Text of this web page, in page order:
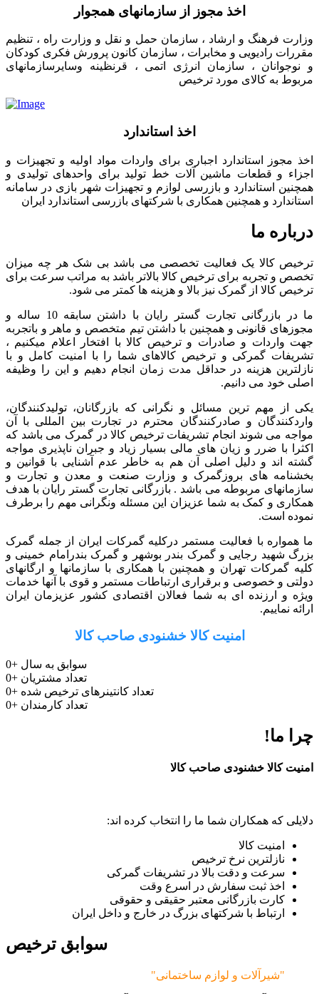
اخذ مجوز از سازمانهای همجوار
وزارت فرهنگ و ارشاد ، سازمان حمل و نقل و وزارت راه ، تنظیم
مقررات رادیویی و مخابرات ، سازمان کانون پرورش فکری کودکان
و نوجوانان ، سازمان انرژی اتمی ، قرنظینه وسایرسازمانهای
مربوط به کالای مورد ترخیص
اخذ استاندارد
اخذ مجوز استاندارد اجباری برای واردات مواد اولیه و تجهیزات و
اجزاء و قطعات ماشین آلات خط تولید برای واحدهای تولیدی و
همچنین استاندارد و بازرسی لوازم و تجهیزات شهر بازی در سامانه
استاندارد و همچنین همکاری با شرکتهای بازرسی استاندارد ایران
درباره ما
ترخیص کالا یک فعالیت تخصصی می باشد بی شک هر چه میزان
تخصص و تجربه برای ترخیص کالا بالاتر باشد به مراتب سرعت برای
ترخیص کالا از گمرک نیز بالا و هزینه ها کمتر می شود.
ما در بازرگانی تجارت گستر رایان با داشتن سابقه 10 ساله و
مجوزهای قانونی و همچنین با داشتن تیم متخصص و ماهر و باتجربه
جهت واردات و صادرات و ترخیص کالا با افتخار اعلام میکنیم ،
تشریفات گمرکی و ترخیص کالاهای شما را با امنیت کامل و با
نازلترین هزینه در حداقل مدت زمان انجام دهیم و این را وظیفه
اصلی خود می دانیم.
یکی از مهم ترین مسائل و نگرانی که بازرگانان، تولیدکنندگان،
واردکنندگان و صادرکنندگان محترم در تجارت بین المللی با آن
مواجه می شوند انجام تشریفات ترخیص کالا در گمرک می باشد که
اکثرا با ضرر و زیان های مالی بسیار زیاد و جبران ناپذیری مواجه
گشته اند و دلیل اصلی آن هم به خاطر عدم آشنایی با قوانین و
بخشنامه های بروزگمرک و وزارت صنعت و معدن و تجارت و
سازمانهای مربوطه می باشد . بازرگانی تجارت گستر رایان با هدف
همکاری و کمک به شما عزیزان این مسئله ونگرانی مهم را برطرف
نموده است.
ما همواره با فعالیت مستمر درکلیه گمرکات ایران از جمله گمرک
بزرگ شهید رجایی و گمرک بندر بوشهر و گمرک بندرامام خمینی و
کلیه گمرکات تهران و همچنین با همکاری با سازمانها و ارگانهای
دولتی و خصوصی و برقراری ارتباطات مستمر و قوی با آنها خدمات
ویژه و ارزنده ای به شما فعالان اقتصادی کشور عزیزمان ایران
ارائه نماییم.
امنیت کالا خشنودی صاحب کالا
0+ سوابق به سال
0+ تعداد مشتریان
0+ تعداد کانتینرهای ترخیص شده
0+ تعداد کارمندان
چرا ما!
امنیت کالا خشنودی صاحب کالا
دلایلی که همکاران شما ما را انتخاب کرده اند:
امنیت کالا
نازلترین نرخ ترخیص
سرعت و دقت بالا در تشریفات گمرکی
اخذ ثبت سفارش در اسرع وقت
کارت بازرگانی معتبر حقیقی و حقوقی
ارتباط با شرکتهای بزرگ در خارج و داخل ایران
سوابق ترخیص
"شیرآلات و لوازم ساختمانی"